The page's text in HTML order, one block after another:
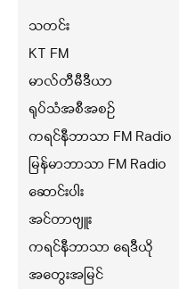
သတင်း
KT FM
မာလ်တီမီဒီယာ
ရုပ်သံအစီအစဉ်
ကရင်နီဘာသာ FM Radio
မြန်မာဘာသာ FM Radio
ဆောင်းပါး
အင်တာဗျူး
ကရင်နီဘာသာ ရေဒီယို
အတွေးအမြင်